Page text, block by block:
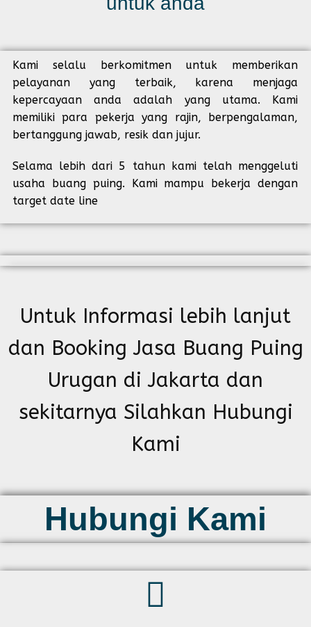
Kami selalu berkomitmen untuk memberikan
pelayanan yang terbaik, karena menjaga
kepercayaan anda adalah yang utama. Kami
memiliki para pekerja yang rajin, berpengalaman,
bertanggung jawab, resik dan jujur.
Selama lebih dari 5 tahun kami telah menggeluti
usaha buang puing. Kami mampu bekerja dengan
target date line
Untuk Informasi lebih lanjut
dan Booking Jasa Buang Puing
Urugan di Jakarta dan
sekitarnya Silahkan Hubungi
Kami
Hubungi Kami